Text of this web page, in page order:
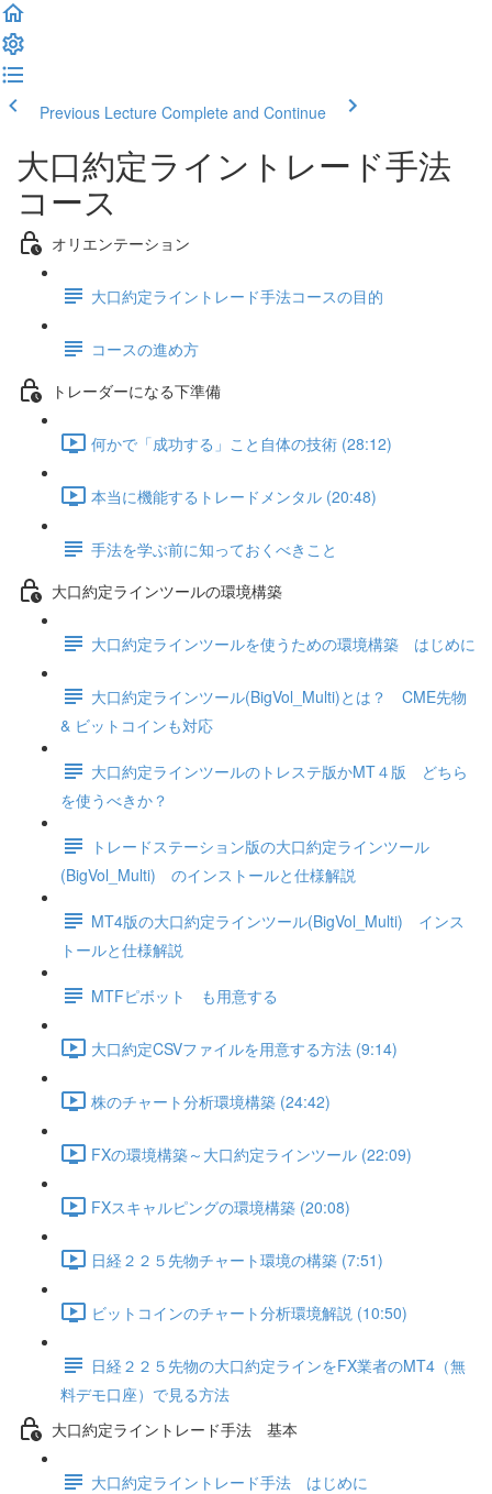
Previous Lecture Complete and Continue
大口約定ライントレード手法
コース
オリエンテーション
大口約定ライントレード手法コースの目的
コースの進め方
トレーダーになる下準備
何かで「成功する」こと自体の技術 (28:12)
本当に機能するトレードメンタル (20:48)
手法を学ぶ前に知っておくべきこと
大口約定ラインツールの環境構築
大口約定ラインツールを使うための環境構築 はじめに
大口約定ラインツール(BigVol_Multi)とは？ CME先物
& ビットコインも対応
大口約定ラインツールのトレステ版かMT４版 どちら
を使うべきか？
トレードステーション版の大口約定ラインツール
(BigVol_Multi) のインストールと仕様解説
MT4版の大口約定ラインツール(BigVol_Multi) インス
トールと仕様解説
MTFピボット も用意する
大口約定CSVファイルを用意する方法 (9:14)
株のチャート分析環境構築 (24:42)
FXの環境構築～大口約定ラインツール (22:09)
FXスキャルピングの環境構築 (20:08)
日経２２５先物チャート環境の構築 (7:51)
ビットコインのチャート分析環境解説 (10:50)
日経２２５先物の大口約定ラインをFX業者のMT4（無
料デモ口座）で見る方法
大口約定ライントレード手法 基本
大口約定ライントレード手法 はじめに